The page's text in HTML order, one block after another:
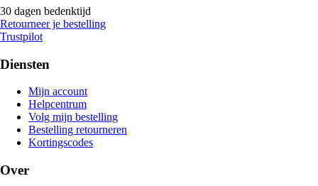
30 dagen bedenktijd
Retourneer je bestelling
Trustpilot
Diensten
Mijn account
Helpcentrum
Volg mijn bestelling
Bestelling retourneren
Kortingscodes
Over